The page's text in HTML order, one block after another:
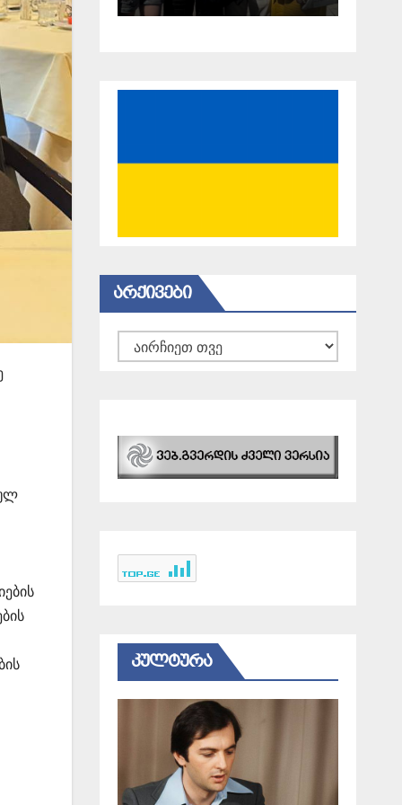
18 წელი
ᲐᲠᲥᲘᲕᲔᲑᲘ
არქივები
ᲙᲣᲚᲢᲣᲠᲐ